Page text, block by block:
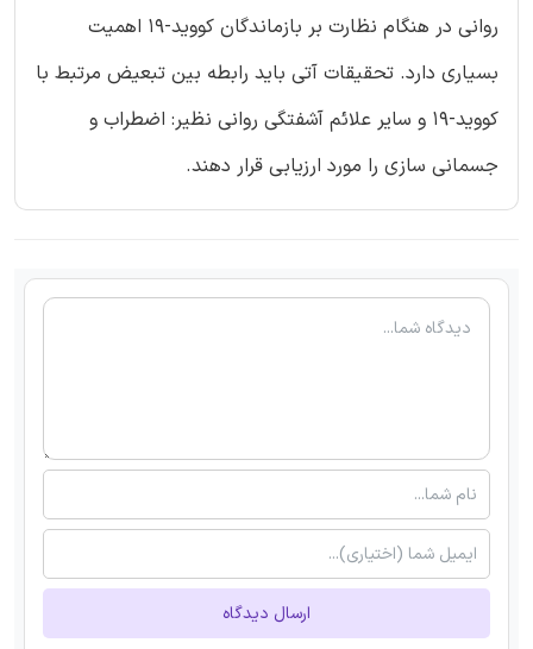
روانی در هنگام نظارت بر بازماندگان کووید-۱۹ اهمیت
بسیاری دارد. تحقیقات آتی باید رابطه بین تبعیض مرتبط با
کووید-۱۹ و سایر علائم آشفتگی روانی نظیر: اضطراب و
جسمانی سازی را مورد ارزیابی قرار دهند.
ارسال دیدگاه